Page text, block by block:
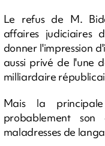
Le refus de M.
affaires judiciaires
donner l'impression
aussi privé de l'une
milliardaire
Mais la
probablement
maladresses de